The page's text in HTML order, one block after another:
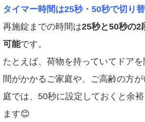
タイマー時間は25秒・50秒で切り
再施錠までの時間は25秒と50秒の2
可能です。
たとえば、荷物を持っていてドア
間がかかるご家庭や、ご高齢の方
庭では、50秒に設定しておくと余
ます😊